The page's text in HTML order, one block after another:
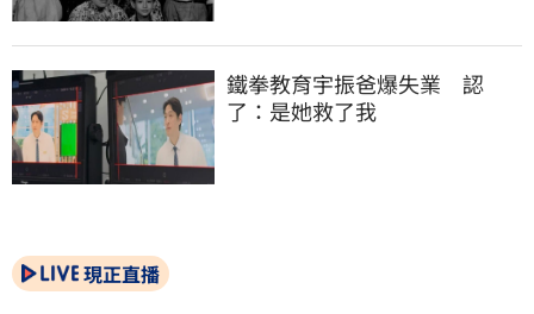
鐵拳教育宇振爸爆失業　認
了：是她救了我
現正直播